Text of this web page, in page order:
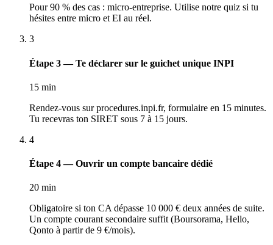
Pour 90 % des cas : micro-entreprise. Utilise notre quiz si tu
hésites entre micro et EI au réel.
3
Étape 3 — Te déclarer sur le guichet unique INPI
15 min
Rendez-vous sur procedures.inpi.fr, formulaire en 15 minutes.
Tu recevras ton SIRET sous 7 à 15 jours.
4
Étape 4 — Ouvrir un compte bancaire dédié
20 min
Obligatoire si ton CA dépasse 10 000 € deux années de suite.
Un compte courant secondaire suffit (Boursorama, Hello,
Qonto à partir de 9 €/mois).